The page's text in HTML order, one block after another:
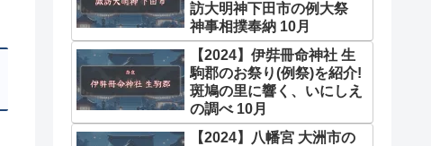
訪大明神下田市の例大祭
神事相撲奉納 10月
【2024】伊弉冊命神社 生
駒郡のお祭り(例祭)を紹介!
斑鳩の里に響く、いにしえ
の調べ 10月
【2024】八幡宮 大洲市の